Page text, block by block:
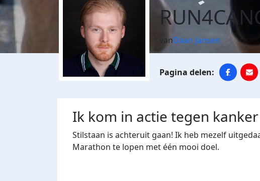
vanDaan Jansen
Ik kom in actie tegen kanker
Stilstaan is achteruit gaan! Ik heb mezelf
Marathon te lopen met één mooi doel.